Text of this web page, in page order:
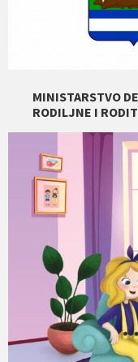
MINISTARSTVO
RODILJNE I